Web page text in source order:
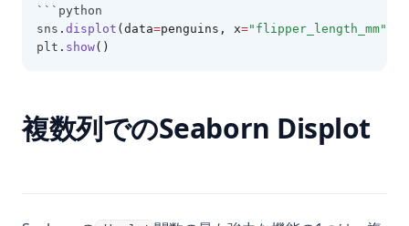
```python
sns . displot (data=penguins, x="flipper_length_mm"
plt . show()
複数列でのSeaborn Displot